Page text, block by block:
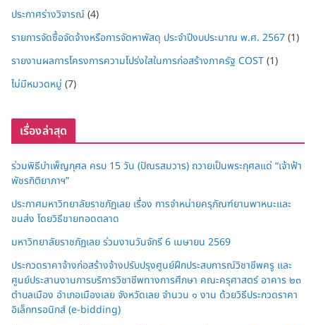
ประกาศร่างวิจารณ์(4)
รายการจัดซื้อจัดจ้างหรือการจัดหาพัสดุ ประจำปีงบประมาณ พ.ศ. 2567(1)
รายงานผลการโครงการความโปร่งใสในการก่อสร้างภาครัฐ COST(1)
ไม่มีหมวดหมู่ (7)
เรื่องล่าสุด
ร่วมพิธีบำเพ็ญกุศล ครบ 15 วัน (ปัณรสมวาร) ถวายเป็นพระกุศลแด่ “เจ้าฟ้า
พัชรกิติยาภาฯ”
ประกาศมหาวิทยาลัยราชภัฏเลย เรื่อง การจำหน่ายครุภัณฑ์ยานพาหนะและ
ขนส่ง โดยวิธีขายทอดตลาด
มหาวิทยาลัยราชภัฏเลย ร่วมงานวันจักรี 6 เมษายน 2569
ประกวดราคาจ้างก่อสร้างจ้างปรับปรุงศูนย์ฝึกประสบการณ์วิชาชีพครู และ
ศูนย์ประสานงานการบริการวิชาชีพทางการศึกษา คณะครุศาสตร์ อาคาร ๒๓
ตำบลเมือง อำเภอเมืองเลย จังหวัดเลย จำนวน ๑ งาน ด้วยวิธีประกวดราคา
อิเล็กทรอนิกส์ (e-bidding)